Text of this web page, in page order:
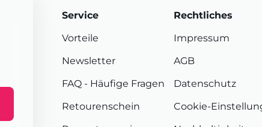
Service
Vorteile
Newsletter
FAQ - Häufige Fragen
Retourenschein
Rechtliches
Impressum
AGB
Datenschutz
Cookie-